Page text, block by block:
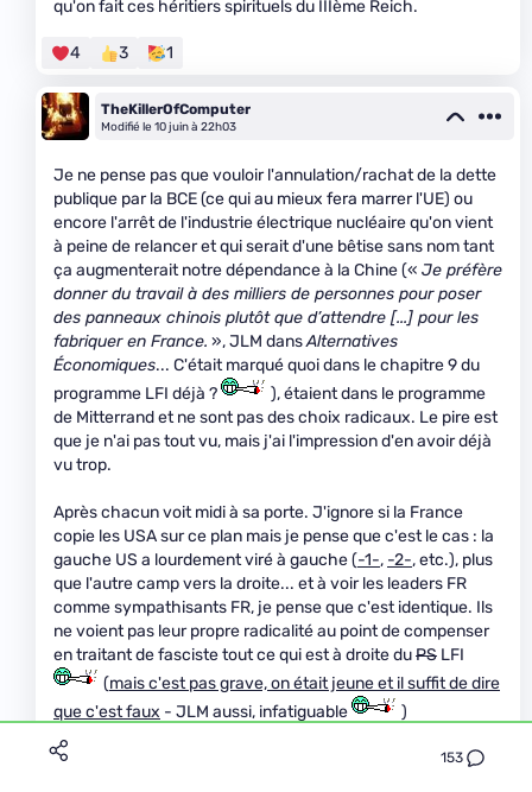
153
qu'on fait ces héritiers spirituels du IIIème Reich.
4 3 1
TheKillerOfComputer
Modifié le 10 juin à 22h03
Je ne pense pas que vouloir l'annulation/rachat de la dette
publique par la BCE (ce qui au mieux fera marrer l'UE) ou
encore l'arrêt de l'industrie électrique nucléaire qu'on vient
à peine de relancer et qui serait d'une bêtise sans nom tant
ça augmenterait notre dépendance à la Chine (« Je préfère
donner du travail à des milliers de personnes pour poser
des panneaux chinois plutôt que d’attendre [...] pour les
fabriquer en France. », JLM dansAlternatives
Économiques... C'était marqué quoi dans le chapitre 9 du
programme LFI déjà ?
), étaient dans le programme
de Mitterrand et ne sont pas des choix radicaux. Le pire est
que je n'ai pas tout vu, mais j'ai l'impression d'en avoir déjà
vu trop.
Après chacun voit midi à sa porte. J'ignore si la France
copie les USA sur ce plan mais je pense que c'est le cas : la
gauche US a lourdement viré à gauche (-1-, -2-, etc.), plus
que l'autre camp vers la droite... et à voir les leaders FR
comme sympathisants FR, je pense que c'est identique. Ils
ne voient pas leur propre radicalité au point de compenser
en traitant de fasciste tout ce qui est à droite duPS LFI
(mais c'est pas grave, on était jeune et il suffit de dire
que c'est faux - JLM aussi, infatiguable )
Qui plus est, ce serait considérer que 70% de la population